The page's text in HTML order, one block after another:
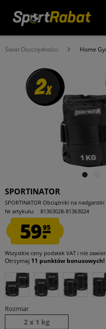
Świat Oszczędności Home
2x
SPORTINATOR
SPORTINATOR Obciążniki na
Nr artykułu:
81363028-81363024
59.95
Wszystkie ceny podatek VAT i nie
Otrzymaj 11 punktów bonusowych!
Rozmiar
2 x 1 kg